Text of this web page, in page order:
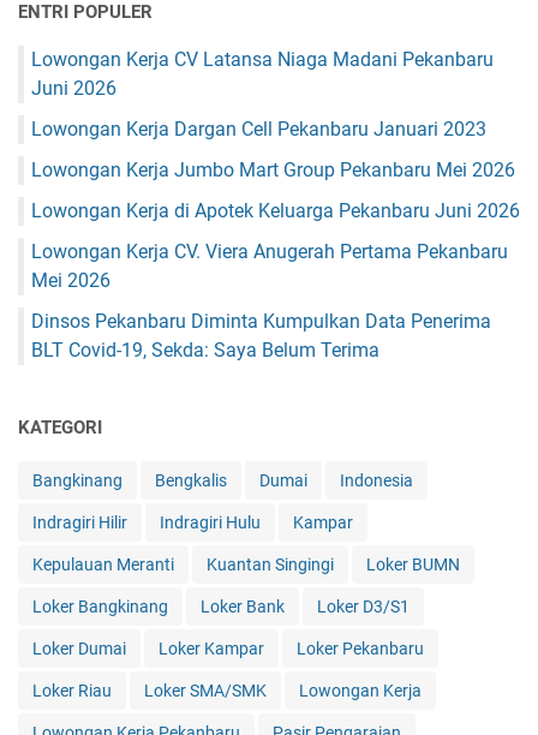
ENTRI POPULER
Lowongan Kerja CV Latansa Niaga Madani Pekanbaru
Juni 2026
Lowongan Kerja Dargan Cell Pekanbaru Januari 2023
Lowongan Kerja Jumbo Mart Group Pekanbaru Mei 2026
Lowongan Kerja di Apotek Keluarga Pekanbaru Juni 2026
Lowongan Kerja CV. Viera Anugerah Pertama Pekanbaru
Mei 2026
Dinsos Pekanbaru Diminta Kumpulkan Data Penerima
BLT Covid-19, Sekda: Saya Belum Terima
KATEGORI
Bangkinang Bengkalis Dumai Indonesia
Indragiri Hilir Indragiri Hulu Kampar
Kepulauan Meranti Kuantan Singingi Loker BUMN
Loker Bangkinang Loker Bank Loker D3/S1
Loker Dumai Loker Kampar Loker Pekanbaru
Loker Riau Loker SMA/SMK Lowongan Kerja